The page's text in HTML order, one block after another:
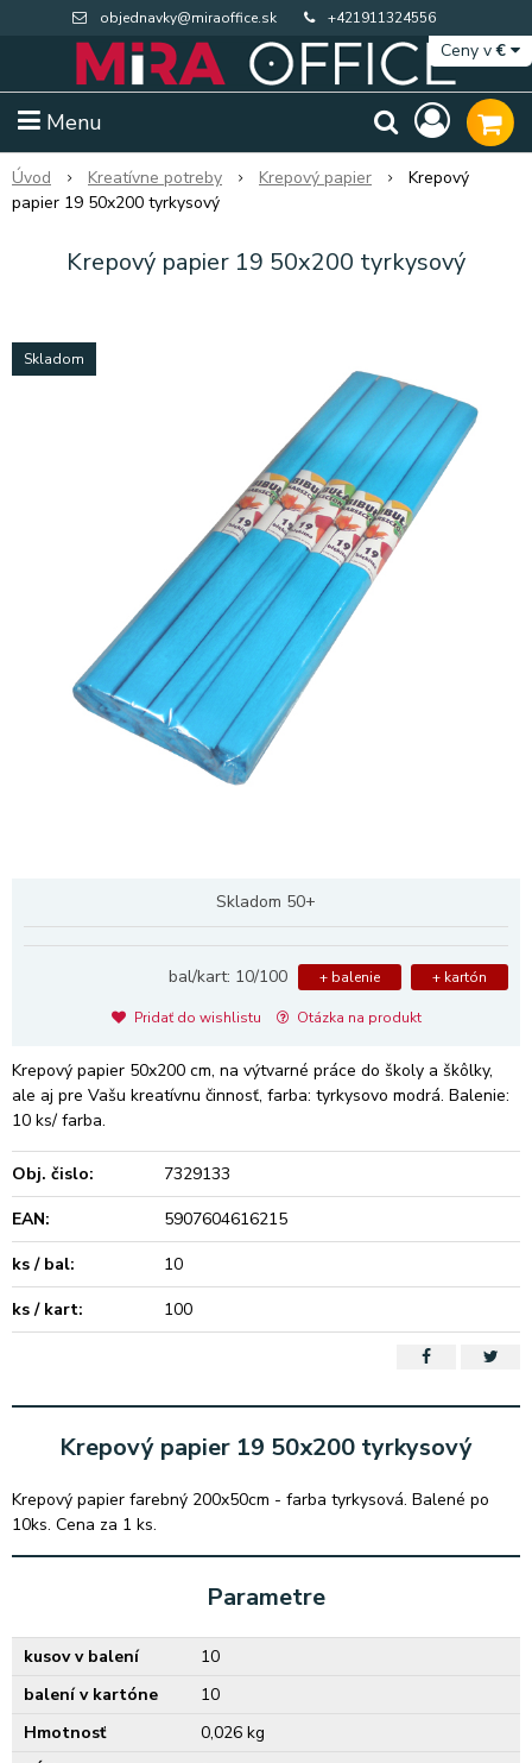
objednavky@miraoffice.sk +421911324556
Menu
Ceny v€
Výpredaj BTS
Úvod Kreatívne potreby Krepový papier
Krepový
papier 19 50x200 tyrkysový
Krepový papier 19 50x200 tyrkysový
Skladom
Skladom 50+
bal/kart: 10/100 + balenie + kartón
Pridať do wishlistu Otázka na produkt
Krepový papier 50x200 cm, na výtvarné práce do školy a škôlky,
ale aj pre Vašu kreatívnu činnosť, farba: tyrkysovo modrá. Balenie:
10 ks/ farba.
Obj. čislo:
7329133
EAN:
5907604616215
ks / bal:
10
ks / kart:
100
Krepový papier 19 50x200 tyrkysový
Krepový papier farebný 200x50cm - farba tyrkysová. Balené po
10ks. Cena za 1 ks.
Parametre
kusov v balení
10
balení v kartóne
10
Hmotnosť
0,026 kg